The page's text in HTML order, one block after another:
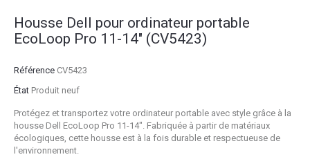
Housse Dell pour ordinateur portable
EcoLoop Pro 11-14" (CV5423)
Référence CV5423
État Produit neuf
Protégez et transportez votre ordinateur portable avec style grâce à la
housse Dell EcoLoop Pro 11-14". Fabriquée à partir de matériaux
écologiques, cette housse est à la fois durable et respectueuse de
l'environnement.